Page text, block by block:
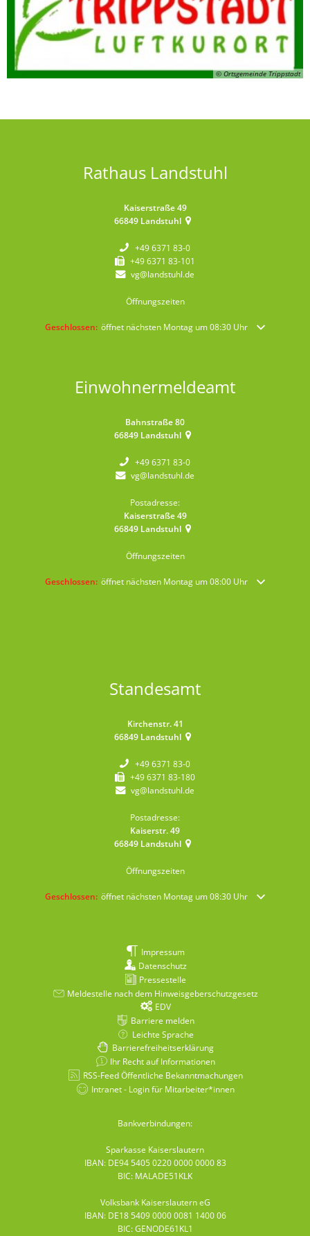
© Ortsgemeinde Trippstadt
Rathaus Landstuhl
Kaiserstraße 49
66849 Landstuhl
+49 6371 83-0
+49 6371 83-101
vg@landstuhl.de
Öffnungszeiten
Klicken, um weitere Öffnungs- oder Schließzeiten auszublenden
Geschlossen: öffnet nächsten Montag um 08:30 Uhr
Einwohnermeldeamt
Bahnstraße 80
66849 Landstuhl
+49 6371 83-0
vg@landstuhl.de
Postadresse:
Kaiserstraße 49
66849 Landstuhl
Öffnungszeiten
Klicken, um weitere Öffnungs- oder Schließzeiten auszublenden
Geschlossen: öffnet nächsten Montag um 08:00 Uhr
Standesamt
Kirchenstr. 41
66849 Landstuhl
+49 6371 83-0
+49 6371 83-180
vg@landstuhl.de
Postadresse:
Kaiserstr. 49
66849 Landstuhl
Öffnungszeiten
Klicken, um weitere Öffnungs- oder Schließzeiten auszublenden
Geschlossen: öffnet nächsten Montag um 08:30 Uhr
Impressum
Datenschutz
Pressestelle
Meldestelle nach dem Hinweisgeberschutzgesetz
EDV
Barriere melden
Leichte Sprache
Barrierefreiheitserklärung
Ihr Recht auf Informationen
RSS-Feed Öffentliche Bekanntmachungen
Intranet - Login für Mitarbeiter*innen
Bankverbindungen:
Sparkasse Kaiserslautern
IBAN: DE94 5405 0220 0000 0000 83
BIC: MALADE51KLK
Volksbank Kaiserslautern eG
IBAN: DE18 5409 0000 0081 1400 06
BIC: GENODE61KL1